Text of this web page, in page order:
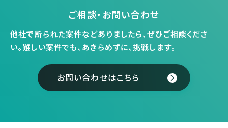
ご相談・お問い合わせ
他社で断られた案件などありましたら、ぜひご相談くださ
い。難しい案件でも、あきらめずに、挑戦します。
お問い合わせはこちら